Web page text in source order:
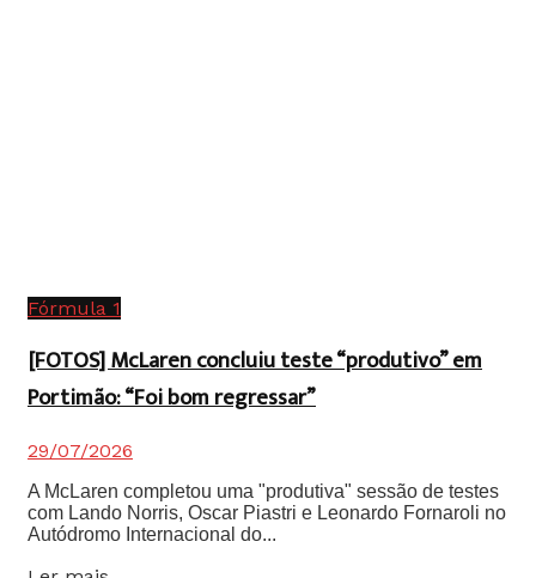
Fórmula 1
[FOTOS] McLaren concluiu teste “produtivo” em
Portimão: “Foi bom regressar”
29/07/2026
A McLaren completou uma "produtiva" sessão de testes
com Lando Norris, Oscar Piastri e Leonardo Fornaroli no
Autódromo Internacional do...